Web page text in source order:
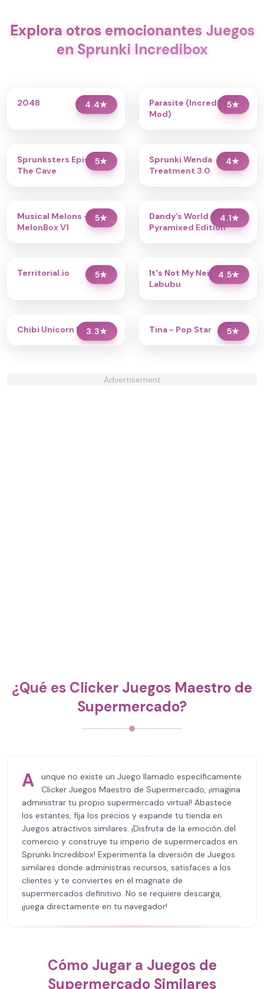
Explora otros emocionantes Juegos
en Sprunki Incredibox
4.4★
2048 5★
Parasite (Incredibox
Mod)
5★
Sprunksters Episode 2:
The Cave
4★
Sprunki Wenda
Treatment 3.0
5★
Musical Melons –
MelonBox V1
4.1★
Dandy’s World
Pyramixed Edition
5★
Territorial.io 4.5★
It's Not My Neighbor:
Labubu
3.3★
Chibi Unicorn Dress Up 5★
Tina - Pop Star
Advertisement
¿Qué es Clicker Juegos Maestro de
Supermercado?
A
unque no existe un Juego llamado específicamente
Clicker Juegos Maestro de Supermercado, ¡imagina
administrar tu propio supermercado virtual! Abastece
los estantes, fija los precios y expande tu tienda en
Juegos atractivos similares. ¡Disfruta de la emoción del
comercio y construye tu imperio de supermercados en
Sprunki Incredibox! Experimenta la diversión de Juegos
similares donde administras recursos, satisfaces a los
clientes y te conviertes en el magnate de
supermercados definitivo. No se requiere descarga,
¡juega directamente en tu navegador!
Cómo Jugar a Juegos de
Supermercado Similares